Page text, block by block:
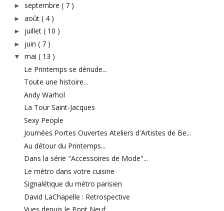
► septembre ( 7 )
► août ( 4 )
► juillet ( 10 )
► juin ( 7 )
▼ mai ( 13 )
Le Printemps se dénude...
Toute une histoire...
Andy Warhol
La Tour Saint-Jacques
Sexy People
Journées Portes Ouvertes Ateliers d'Artistes de Be...
Au détour du Printemps...
Dans la série "Accessoires de Mode"...
Le métro dans votre cuisine
Signalétique du métro parisien
David LaChapelle : Retrospective